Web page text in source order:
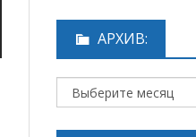
АРХИВ: